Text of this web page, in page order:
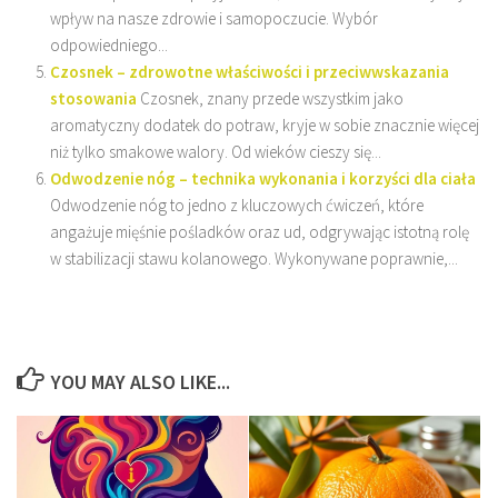
wpływ na nasze zdrowie i samopoczucie. Wybór
odpowiedniego...
Czosnek – zdrowotne właściwości i przeciwwskazania
stosowania Czosnek, znany przede wszystkim jako
aromatyczny dodatek do potraw, kryje w sobie znacznie więcej
niż tylko smakowe walory. Od wieków cieszy się...
Odwodzenie nóg – technika wykonania i korzyści dla ciała
Odwodzenie nóg to jedno z kluczowych ćwiczeń, które
angażuje mięśnie pośladków oraz ud, odgrywając istotną rolę
w stabilizacji stawu kolanowego. Wykonywane poprawnie,...
YOU MAY ALSO LIKE...